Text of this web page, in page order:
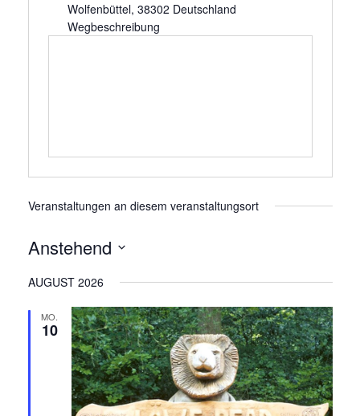
Wolfenbüttel, 38302 Deutschland
Wegbeschreibung
Veranstaltungen an diesem veranstaltungsort
Anstehend
AUGUST 2026
MO.
10